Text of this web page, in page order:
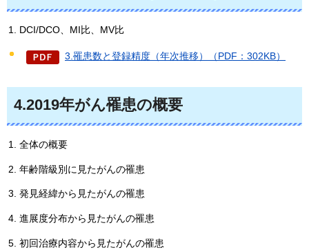
DCI/DCO、MI比、MV比
3.罹患数と登録精度（年次推移）（PDF：302KB）
4.2019年がん罹患の概要
全体の概要
年齢階級別に見たがんの罹患
発見経緯から見たがんの罹患
進展度分布から見たがんの罹患
初回治療内容から見たがんの罹患